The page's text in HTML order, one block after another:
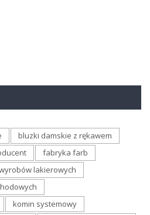
bluzki damskie z rękawem
fabryka farb
lakierowych
komin systemowy